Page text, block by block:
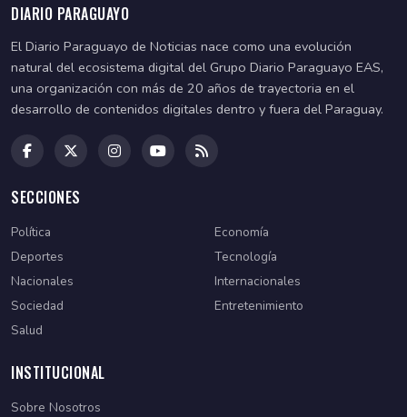
DIARIO PARAGUAYO
El Diario Paraguayo de Noticias nace como una evolución
natural del ecosistema digital del Grupo Diario Paraguayo EAS,
una organización con más de 20 años de trayectoria en el
desarrollo de contenidos digitales dentro y fuera del Paraguay.
SECCIONES
Política
Economía
Deportes
Tecnología
Nacionales
Internacionales
Sociedad
Entretenimiento
Salud
INSTITUCIONAL
Sobre Nosotros